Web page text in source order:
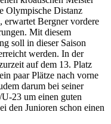
Olympische Distanz
erwartet Bergner vordere
Mit diesem
soll in dieser Saison
werden. In der
auf dem 13. Platz
paar Plätze nach vorne
darum bei seiner
23 um einen guten
den Junioren schon einen